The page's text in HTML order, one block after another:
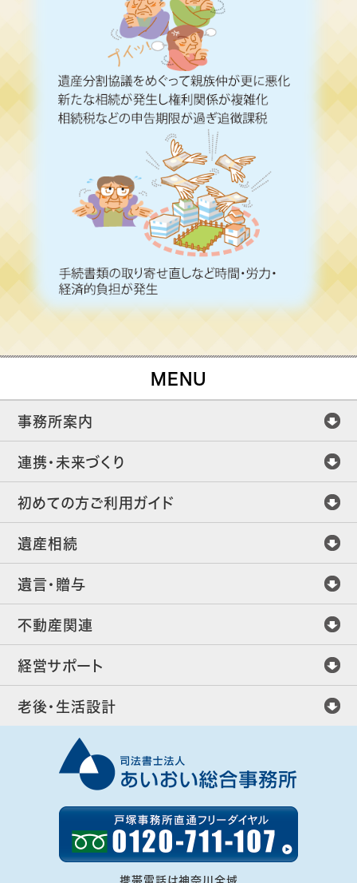
MENU
事務所案内
連携・未来づくり
初めての方ご利用ガイド
遺産相続
遺言・贈与
不動産関連
経営サポート
老後・生活設計